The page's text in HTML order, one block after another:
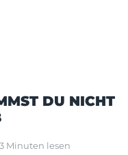
DU NICHT
3 Minuten lesen